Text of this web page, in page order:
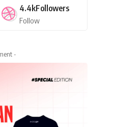
4.4kFollowers
Follow
-